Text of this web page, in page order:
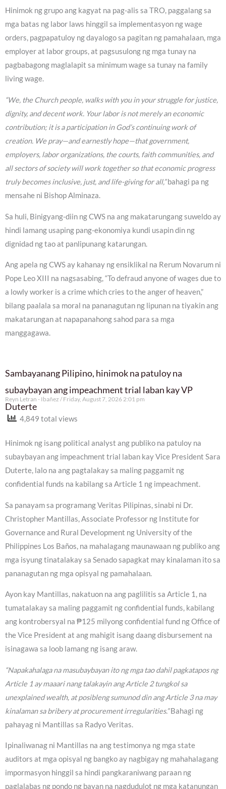
Hinimok ng grupo ang kagyat na pag-alis sa TRO, paggalang sa
mga batas ng labor laws hinggil sa implementasyon ng wage
orders, pagpapatuloy ng dayalogo sa pagitan ng pamahalaan, mga
employer at labor groups, at pagsusulong ng mga tunay na
pagbabagong maglalapit sa minimum wage sa tunay na family
living wage.
“We, the Church people, walks with you in your struggle for justice,
dignity, and decent work. Your labor is not merely an economic
contribution; it is a participation in God’s continuing work of
creation. We pray—and earnestly hope—that government,
employers, labor organizations, the courts, faith communities, and
all sectors of society will work together so that economic progress
truly becomes inclusive, just, and life-giving for all,”bahagi pa ng
mensahe ni Bishop Alminaza.
Sa huli, Binigyang-diin ng CWS na ang makatarungang suweldo ay
hindi lamang usaping pang-ekonomiya kundi usapin din ng
dignidad ng tao at panlipunang katarungan.
Ang apela ng CWS ay kahanay ng ensiklikal na Rerum Novarum ni
Pope Leo XIII na nagsasabing, “To defraud anyone of wages due to
a lowly worker is a crime which cries to the anger of heaven,”
bilang paalala sa moral na pananagutan ng lipunan na tiyakin ang
makatarungan at napapanahong sahod para sa mga
manggagawa.
Sambayanang Pilipino, hinimok na patuloy na
subaybayan ang impeachment trial laban kay VP
Duterte
Reyn Letran - Ibañez Friday, August 7, 2026 2:01 pm
4,849 total views
Hinimok ng isang political analyst ang publiko na patuloy na
subaybayan ang impeachment trial laban kay Vice President Sara
Duterte, lalo na ang pagtalakay sa maling paggamit ng
confidential funds na kabilang sa Article 1 ng impeachment.
Sa panayam sa programang Veritas Pilipinas, sinabi ni Dr.
Christopher Mantillas, Associate Professor ng Institute for
Governance and Rural Development ng University of the
Philippines Los Baños, na mahalagang maunawaan ng publiko ang
mga isyung tinatalakay sa Senado sapagkat may kinalaman ito sa
pananagutan ng mga opisyal ng pamahalaan.
Ayon kay Mantillas, nakatuon na ang paglilitis sa Article 1, na
tumatalakay sa maling paggamit ng confidential funds, kabilang
ang kontrobersyal na ₱125 milyong confidential fund ng Office of
the Vice President at ang mahigit isang daang disbursement na
isinagawa sa loob lamang ng isang araw.
“Napakahalaga na masubaybayan ito ng mga tao dahil pagkatapos ng
Article 1 ay maaari nang talakayin ang Article 2 tungkol sa
unexplained wealth, at posibleng sumunod din ang Article 3 na may
kinalaman sa bribery at procurement irregularities.”Bahagi ng
pahayag ni Mantillas sa Radyo Veritas.
Ipinaliwanag ni Mantillas na ang testimonya ng mga state
auditors at mga opisyal ng bangko ay nagbigay ng mahahalagang
impormasyon hinggil sa hindi pangkaraniwang paraan ng
paglalabas ng pondo ng bayan na nagdudulot ng mga katanungan